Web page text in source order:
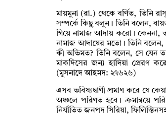
মায়মুনা (রা.) থেকে বর্ণিত, তিনি
সম্পর্কে কিছু বলুন। তিনি বলেন,
গিয়ে নামাজ আদায় করো। কেননা,
নামাজ আদায়ের মতো। তিনি বলেন,
কী অভিমত? তিনি বলেন, সে যেন
মাকদিসের জন্য হাদিয়া প্রেরণ
(মুসনাদে আহমদ: ২৭৬২৬)
এসব ভবিষ্যদ্বাণী প্রমাণ করে যে
অঞ্চলে পরিণত হবে। ক্রমান্বয়ে
নির্যাতিত জনপদ সিরিয়া,